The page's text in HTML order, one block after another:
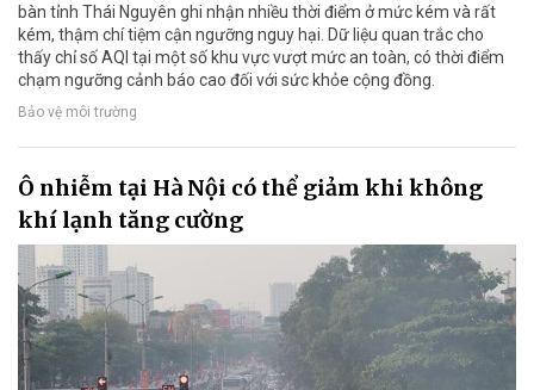
bàn tỉnh Thái Nguyên ghi nhận nhiều thời điểm ở mức kém và rất
kém, thậm chí tiệm cận ngưỡng nguy hại. Dữ liệu quan trắc cho
thấy chỉ số AQI tại một số khu vực vượt mức an toàn, có thời điểm
chạm ngưỡng cảnh báo cao đối với sức khỏe cộng đồng.
Bảo vệ môi trường
Ô nhiễm tại Hà Nội có thể giảm khi không
khí lạnh tăng cường